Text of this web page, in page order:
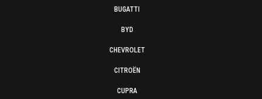
BUGATTI
BYD
CHEVROLET
CITROËN
CUPRA